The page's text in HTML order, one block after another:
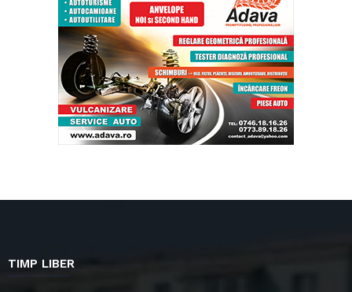
TIMP LIBER